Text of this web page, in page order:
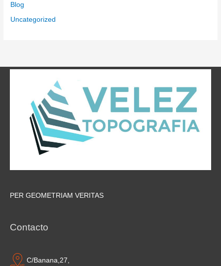
Blog
Uncategorized
PER GEOMETRIAM VERITAS
Contacto
C/Banana,27,